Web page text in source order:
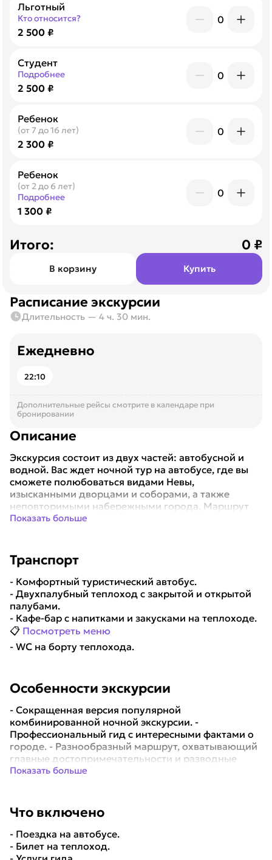
Льготный
Кто относится?
2 500 ₽
0
Студент
Подробнее
2 500 ₽
0
Ребенок
(от 7 до 16 лет)
2 300 ₽
0
Ребенок
(от 2 до 6 лет)
Подробнее
1 300 ₽
0
Итого: 0 ₽
В корзину Купить
Расписание экскурсии
Длительность — 4 ч. 30 мин.
Ежедневно
22:10
Дополнительные рейсы смотрите в календаре при
бронировании
Описание
Экскурсия состоит из двух частей: автобусной и
водной. Вас ждет ночной тур на автобусе, где вы
сможете полюбоваться видами Невы,
изысканными дворцами и соборами, а также
неповторимыми набережными города. Маршрут
охватыва...
Показать больше
Транспорт
- Комфортный туристический автобус.
- Двухпалубный теплоход с закрытой и открытой
палубами.
- Кафе-бар с напитками и закусками на теплоходе.
📋 Посмотреть меню
- WC на борту теплохода.
Особенности экскурсии
- Сокращенная версия популярной
комбинированной ночной экскурсии. -
Профессиональный гид с интересными фактами о
городе. - Разнообразный маршрут, охватывающий
главные достопримечательности и разводные
мосты. - Остановки ...
Показать больше
Что включено
- Поездка на автобусе.
- Билет на теплоход.